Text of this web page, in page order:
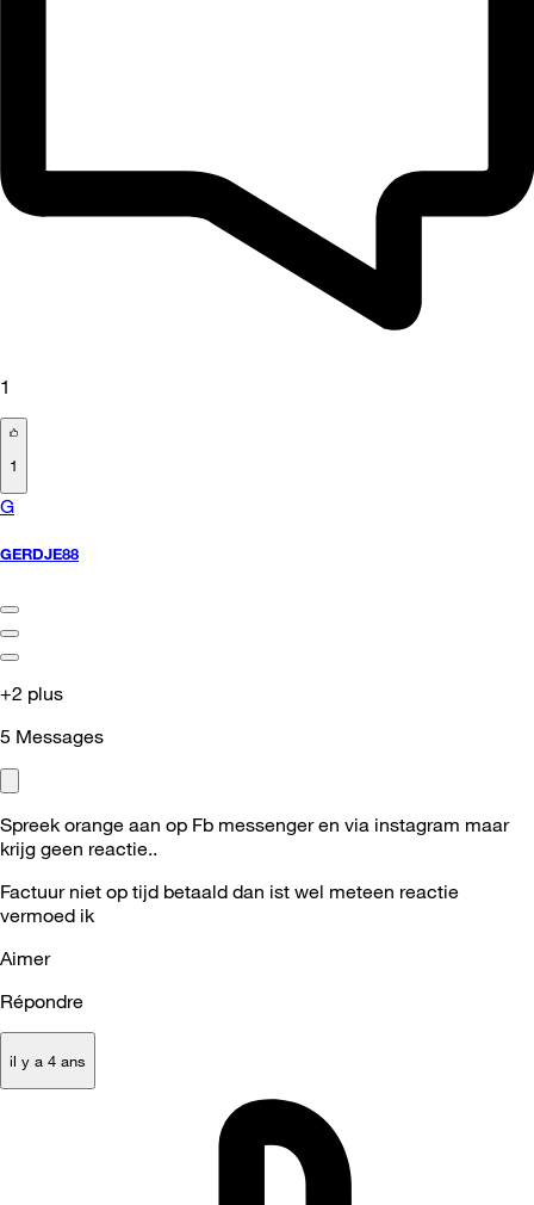
1
1
G
GERDJE88
+2 plus
5 Messages
Spreek orange aan op Fb messenger en via instagram maar
krijg geen reactie..
Factuur niet op tijd betaald dan ist wel meteen reactie
vermoed ik
Aimer
Répondre
il y a 4 ans